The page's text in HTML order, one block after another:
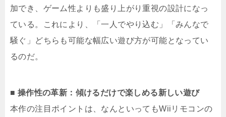
加でき、ゲーム性よりも盛り上がり重視の設計になっ
ている。これにより、「一人でやり込む」「みんなで
騒ぐ」どちらも可能な幅広い遊び方が可能となってい
るのだ。
■ 操作性の革新：傾けるだけで楽しめる新しい遊び
本作の注目ポイントは、なんといってもWiiリモコンの